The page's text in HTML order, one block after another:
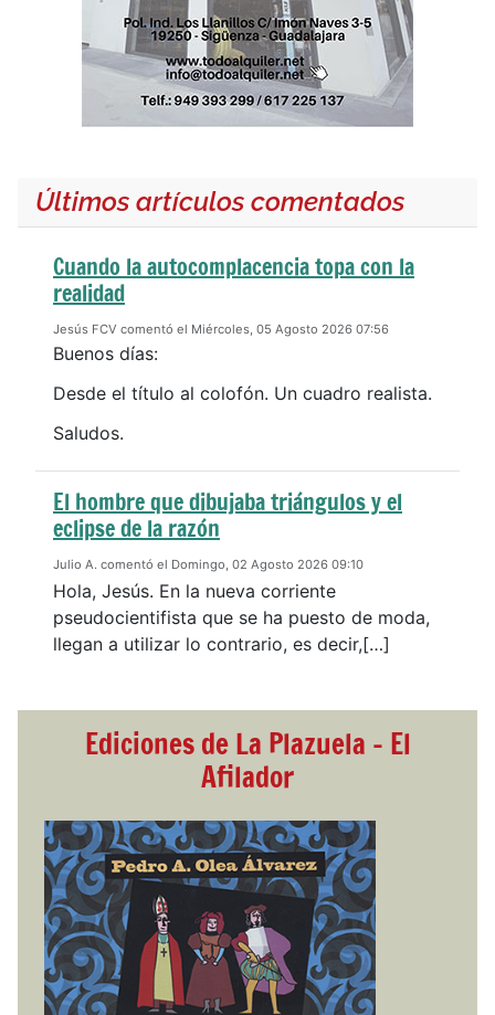
Últimos artículos comentados
Cuando la autocomplacencia topa con la
realidad
Jesús FCV comentó el Miércoles, 05 Agosto 2026 07:56
Buenos días:
Desde el título al colofón. Un cuadro realista.
Saludos.
El hombre que dibujaba triángulos y el
eclipse de la razón
Julio A. comentó el Domingo, 02 Agosto 2026 09:10
Hola, Jesús. En la nueva corriente
pseudocientifista que se ha puesto de moda,
llegan a utilizar lo contrario, es decir,[…]
Ediciones de La Plazuela - El
Afilador